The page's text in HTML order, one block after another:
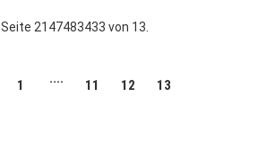
Seite 2147483433 von 13.
1 .... 11 12 13